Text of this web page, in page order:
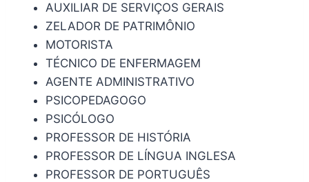
AUXILIAR DE SERVIÇOS GERAIS
ZELADOR DE PATRIMÔNIO
MOTORISTA
TÉCNICO DE ENFERMAGEM
AGENTE ADMINISTRATIVO
PSICOPEDAGOGO
PSICÓLOGO
PROFESSOR DE HISTÓRIA
PROFESSOR DE LÍNGUA INGLESA
PROFESSOR DE PORTUGUÊS